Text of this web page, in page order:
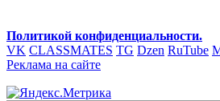
Политикой конфиденциальности.
VK CLASSMATES TG Dzen RuTube
Реклама на сайте